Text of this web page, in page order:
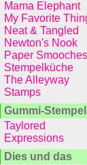
Mama Elephant
My Favorite
Neat & Tangled
Newton's Nook
Paper Smooches
Stempelküche
The Alleyway
Stamps
Gummi-Stempel
Taylored
Expressions
Dies und das